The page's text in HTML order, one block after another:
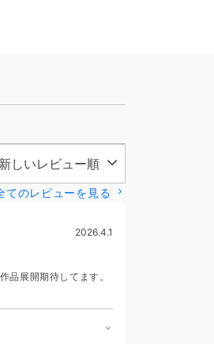
てのレビューを見る
2026.4.1
品展開期待してます。